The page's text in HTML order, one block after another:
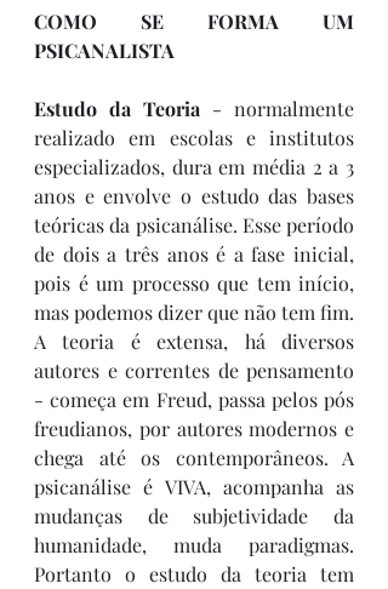
COMO SE FORMA UM
PSICANALISTA
Estudo da Teoria - normalmente
realizado em escolas e institutos
especializados, dura em média 2 a 3
anos e envolve o estudo das bases
teóricas da psicanálise. Esse período
de dois a três anos é a fase inicial,
pois é um processo que tem início,
mas podemos dizer que não tem fim.
A teoria é extensa, há diversos
autores e correntes de pensamento
- começa em Freud, passa pelos pós
freudianos, por autores modernos e
chega até os contemporâneos. A
psicanálise é VIVA, acompanha as
mudanças de subjetividade da
humanidade, muda paradigmas.
Portanto o estudo da teoria tem